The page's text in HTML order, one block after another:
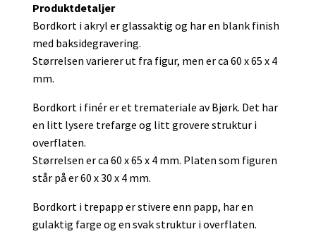
Produktdetaljer
Bordkort i akryl er glassaktig og har en blank finish
med baksidegravering.
Størrelsen varierer ut fra figur, men er ca 60 x 65 x 4
mm.
Bordkort i finér er et tremateriale av Bjørk. Det har
en litt lysere trefarge og litt grovere struktur i
overflaten.
Størrelsen er ca 60 x 65 x 4 mm. Platen som figuren
står på er 60 x 30 x 4 mm.
Bordkort i trepapp er stivere enn papp, har en
gulaktig farge og en svak struktur i overflaten.